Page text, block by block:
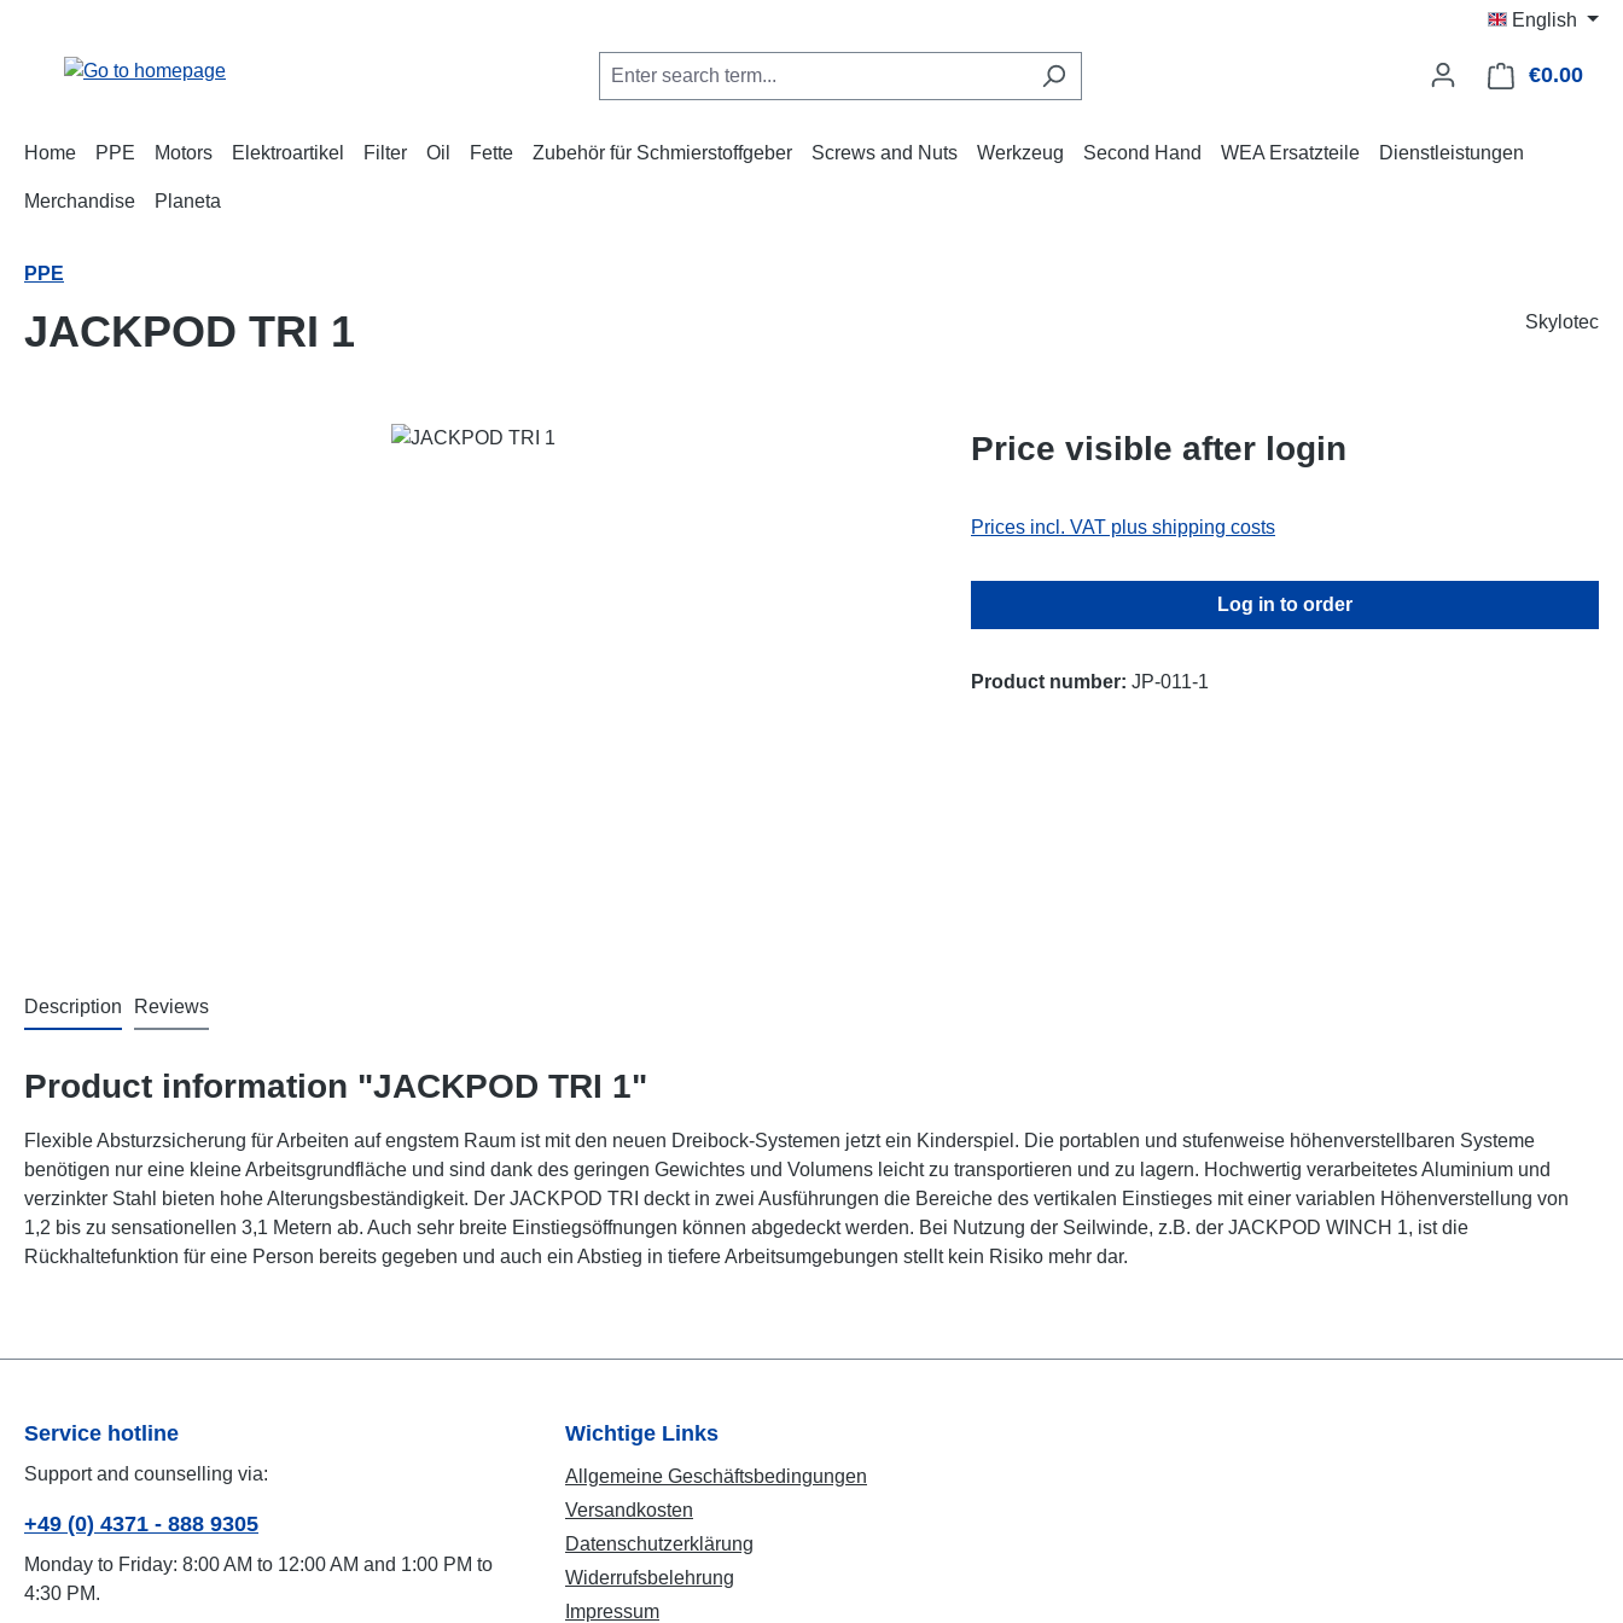
English
€0.00
Home PPE Motors Elektroartikel Filter Oil Fette Zubehör für Schmierstoffgeber Screws and Nuts Werkzeug Second Hand WEA Ersatzteile Dienstleistungen
Merchandise Planeta
PPE
JACKPOD TRI 1 Skylotec
Price visible after login
Prices incl. VAT plus shipping costs
Log in to order
Product number: JP-011-1
Description Reviews
Product information "JACKPOD TRI 1"
Flexible Absturzsicherung für Arbeiten auf engstem Raum ist mit den neuen Dreibock-Systemen jetzt ein Kinderspiel. Die portablen und stufenweise höhenverstellbaren Systeme
benötigen nur eine kleine Arbeitsgrundfläche und sind dank des geringen Gewichtes und Volumens leicht zu transportieren und zu lagern. Hochwertig verarbeitetes Aluminium und
verzinkter Stahl bieten hohe Alterungsbeständigkeit. Der JACKPOD TRI deckt in zwei Ausführungen die Bereiche des vertikalen Einstieges mit einer variablen Höhenverstellung von
1,2 bis zu sensationellen 3,1 Metern ab. Auch sehr breite Einstiegsöffnungen können abgedeckt werden. Bei Nutzung der Seilwinde, z.B. der JACKPOD WINCH 1, ist die
Rückhaltefunktion für eine Person bereits gegeben und auch ein Abstieg in tiefere Arbeitsumgebungen stellt kein Risiko mehr dar.
Service hotline
Support and counselling via:
+49 (0) 4371 - 888 9305
Monday to Friday: 8:00 AM to 12:00 AM and 1:00 PM to
4:30 PM.
Wichtige Links
Allgemeine Geschäftsbedingungen
Versandkosten
Datenschutzerklärung
Widerrufsbelehrung
Impressum